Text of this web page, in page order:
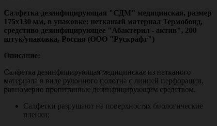
Салфетка дезинфицирующая "СДМ" медицинская, размер
175х130 мм, в упаковке: нетканый материал Термобонд,
средстиво дезинфицирующее "Абактерил - актив", 200
штук/упаковка, Россия (ООО "Рускрафт")
Описание:
Салфетка дезинфицирующая медицинская из нетканого
материала в виде рулонного полотна с линией перфорации,
равномерно пропитанные дезинфицирующим средством.
Салфетки разрушают на поверхностях биологические
пленки;